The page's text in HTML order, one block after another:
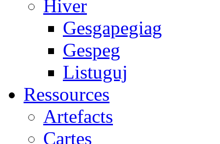
Hiver
Gesgapegiag
Gespeg
Listuguj
Ressources
Artefacts
Cartes